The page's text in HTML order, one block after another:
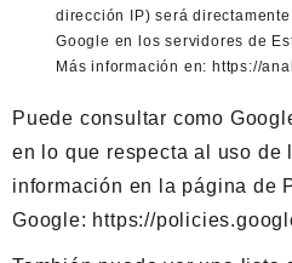
dirección IP) será
Google en los servidores de
Más información en:https://
Puede consultar como
en lo que respecta al uso de
información en la página de
Google: https://